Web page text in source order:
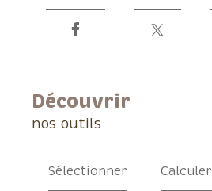
découvrir
nos outils
Sélectionner Calculer